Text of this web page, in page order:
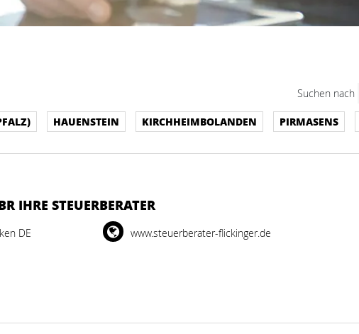
Suchen nach
HAUENSTEIN KIRCHHEIMBOLANDEN PIRMASENS
IHRE STEUERBERATER
DE www.steuerberater-flickinger.de